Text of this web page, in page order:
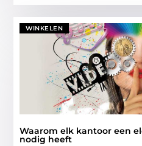
WINKELEN
Waarom elk kantoor een
nodig heeft